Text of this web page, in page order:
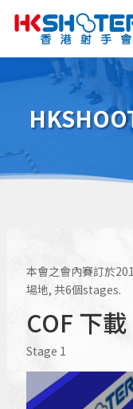
本會之會內賽訂於
場地, 共6個stages.
COF 下載
Stage 1